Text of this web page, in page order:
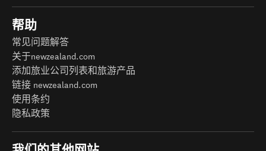
帮助
常见问题解答
关于newzealand.com
添加旅业公司列表和旅游产品
链接 newzealand.com
使用条约
隐私政策